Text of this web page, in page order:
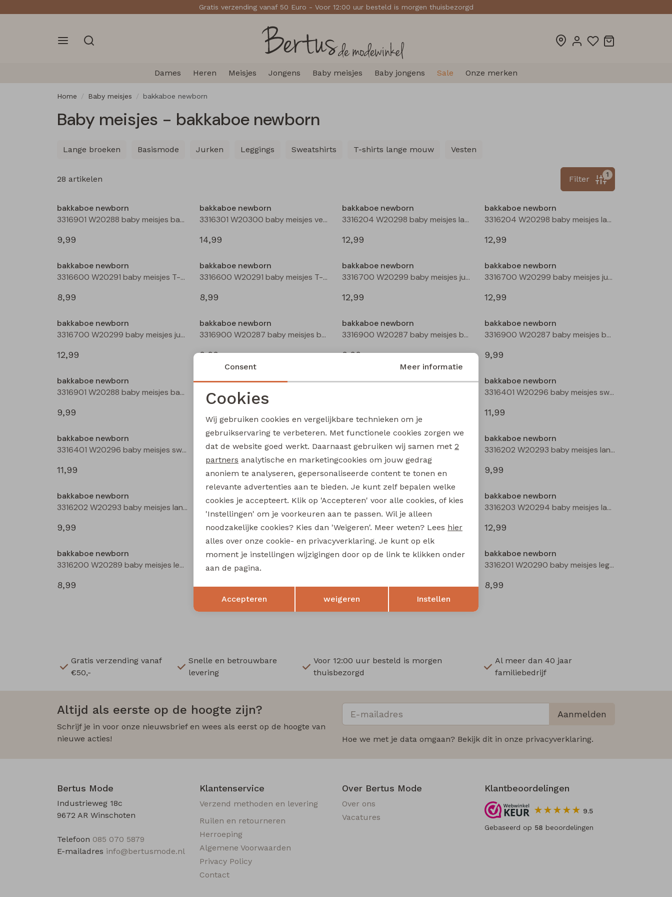
Gratis verzending vanaf 50 Euro - Voor 12:00 uur besteld is morgen thuisbezorgd
Dames Heren Meisjes Jongens Baby meisjes Baby jongens Sale Onze merken
Home Baby meisjes bakkaboe newborn
Baby meisjes - bakkaboe newborn
Basismode Jurken
Lange broeken Leggings Sweatshirts T-shirts lange mouw Vesten
28 artikelen 1
Filter
bakkaboe newborn
3316901 W20288 baby meisjes basismode Ecru
9,99
bakkaboe newborn
3316301 W20300 baby meisjes vest Ecru melee
14,99
bakkaboe newborn
3316204 W20298 baby meisjes lange broek Ecru
12,99
bakkaboe newborn
3316204 W20298 baby meisjes lange broek Rose
12,99
bakkaboe newborn
3316600 W20291 baby meisjes T-shirt lm Ecru melee
8,99
bakkaboe newborn
3316600 W20291 baby meisjes T-shirt lm Peach
8,99
bakkaboe newborn
3316700 W20299 baby meisjes jurk Mauve
12,99
bakkaboe newborn
3316700 W20299 baby meisjes jurk Aubergine
12,99
bakkaboe newborn
3316700 W20299 baby meisjes jurk Taupe
12,99
bakkaboe newborn
3316900 W20287 baby meisjes basismode Ecru
9,99
bakkaboe newborn
3316900 W20287 baby meisjes basismode Peach
9,99
bakkaboe newborn
3316900 W20287 baby meisjes basismode Rose
9,99
bakkaboe newborn
3316901 W20288 baby meisjes basismode Rose
9,99
bakkaboe newborn
bakkaboe newborn
bakkaboe newborn
3316401 W20296 baby meisjes sweatshirt Ecru
11,99
bakkaboe newborn
3316401 W20296 baby meisjes sweatshirt Rose
11,99
bakkaboe newborn
3316401 W20296 baby meisjes sweatshirt Paars donker
11,99
bakkaboe newborn
9,99
bakkaboe newborn
3316202 W20293 baby meisjes lange broek Mauve
9,99
bakkaboe newborn
3316202 W20293 baby meisjes lange broek Aubergine
9,99
bakkaboe newborn
12,99
bakkaboe newborn
12,99
bakkaboe newborn
3316203 W20294 baby meisjes lange broek Taupe
12,99
bakkaboe newborn
3316200 W20289 baby meisjes legging Ecru
8,99
bakkaboe newborn
8,99
bakkaboe newborn
8,99
bakkaboe newborn
3316201 W20290 baby meisjes legging Peach
8,99
Gratis verzending vanaf
€50,-
Snelle en betrouwbare
levering
Voor 12:00 uur besteld is morgen
thuisbezorgd
Al meer dan 40 jaar
familiebedrijf
Altijd als eerste op de hoogte zijn?
Schrijf je in voor onze nieuwsbrief en wees als eerst op de hoogte van
nieuwe acties!
Aanmelden
Hoe we met je data omgaan? Bekijk dit in onze privacyverklaring.
Bertus Mode
Industrieweg 18c
9672 AR Winschoten
Telefoon 085 070 5879
E-mailadres info@bertusmode.nl
Klantenservice
Verzend methoden en levering
Ruilen en retourneren
Herroeping
Algemene Voorwaarden
Privacy Policy
Contact
Over Bertus Mode
Over ons
Vacatures
Klantbeoordelingen
9.5
Gebaseerd op 58 beoordelingen
Noodzakelijke cookies
Analytische cookies Marketing cookies
Terug Opslaan
Consent Meer informatie
Cookies
Wij gebruiken cookies en vergelijkbare technieken om je
gebruikservaring te verbeteren. Met functionele cookies zorgen we
dat de website goed werkt. Daarnaast gebruiken wij samen met 2
partners analytische en marketingcookies om jouw gedrag
anoniem te analyseren, gepersonaliseerde content te tonen en
relevante advertenties aan te bieden. Je kunt zelf bepalen welke
cookies je accepteert. Klik op 'Accepteren' voor alle cookies, of kies
'Instellingen' om je voorkeuren aan te passen. Wil je alleen
noodzakelijke cookies? Kies dan 'Weigeren'. Meer weten? Lees hier
alles over onze cookie- en privacyverklaring. Je kunt op elk
moment je instellingen wijzigingen door op de link te klikken onder
aan de pagina.
Accepteren weigeren Instellen